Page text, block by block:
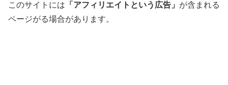
このサイトには 「アフィリエイトという広告」 が含まれる
ページがる場合があります。